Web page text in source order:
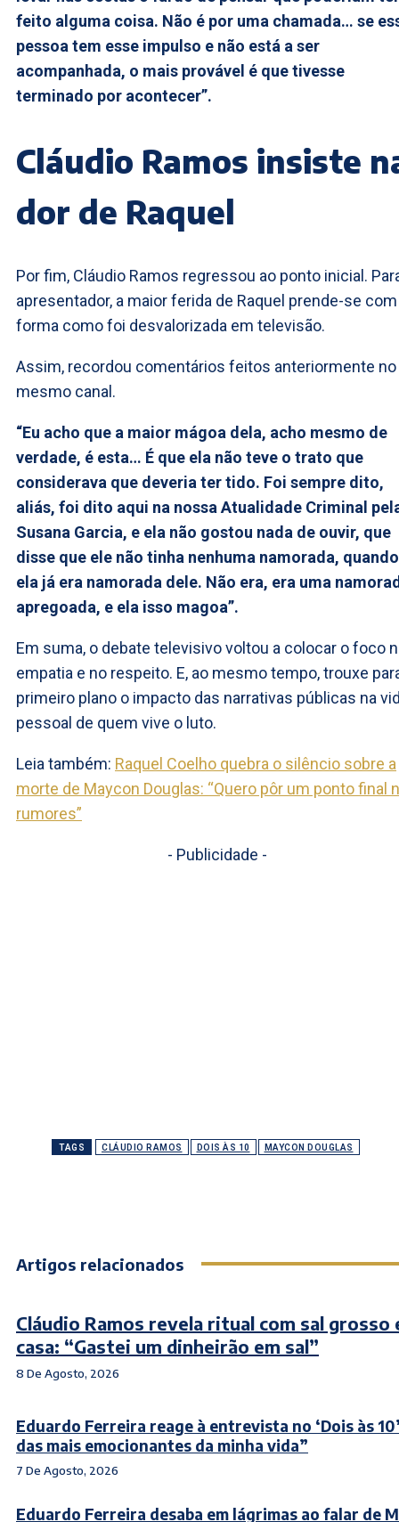
feito alguma coisa. Não é por uma chamada… se
pessoa tem esse impulso e não está a ser
acompanhada, o mais provável é que tivesse
terminado por acontecer”.
Cláudio Ramos insiste
dor de Raquel
Por fim, Cláudio Ramos regressou ao ponto inicial.
apresentador, a maior ferida de Raquel prende-se com
forma como foi desvalorizada em televisão.
Assim, recordou comentários feitos anteriormente no
mesmo canal.
“Eu acho que a maior mágoa dela, acho mesmo de
verdade, é esta… É que ela não teve o trato que
considerava que deveria ter tido. Foi sempre dito,
aliás, foi dito aqui na nossa Atualidade Criminal
Susana Garcia, e ela não gostou nada de ouvir, que
disse que ele não tinha nenhuma namorada, quando
ela já era namorada dele. Não era, era uma
apregoada, e ela isso magoa”.
Em suma, o debate televisivo voltou a colocar o foco
empatia e no respeito. E, ao mesmo tempo, trouxe
primeiro plano o impacto das narrativas públicas na
pessoal de quem vive o luto.
Leia também: Raquel Coelho quebra o silêncio sobre a
morte de Maycon Douglas: “Quero pôr um ponto final
rumores”
- Publicidade -
TAGS CLÁUDIO RAMOS DOIS ÀS 10 MAYCON DOUGLAS
Artigos relacionados
Cláudio Ramos revela ritual com sal grosso
casa: “Gastei um dinheirão em sal”
8 De Agosto, 2026
Eduardo Ferreira reage à entrevista no ‘Dois às
das mais emocionantes da minha vida”
7 De Agosto, 2026
Eduardo Ferreira desaba em lágrimas ao falar de